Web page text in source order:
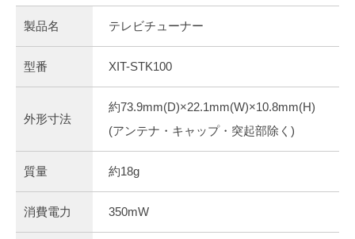
製品名 テレビチューナー
型番 XIT-STK100
外形寸法
約73.9mm(D)×22.1mm(W)×10.8mm(H)
(アンテナ・キャップ・突起部除く)
質量 約18g
消費電力 350mW